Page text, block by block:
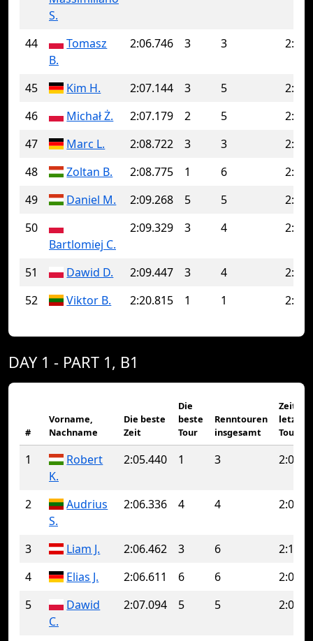
S.
44
Tomasz
B.
2:06.746 3 3
45 Kim H. 2:07.144 3 5
46
Michał Ż. 2:07.179 2 5
47
Marc L. 2:08.722 3 3
48
Zoltan B. 2:08.775 1 6
49
Daniel M. 2:09.268 5 5
50
Bartlomiej C.
2:09.329 3 4
51 Dawid D. 2:09.447 3 4
52
Viktor B. 2:20.815 1 1
DAY 1 - PART 1, B1
#
Vorname,
Nachname
Die beste
Zeit
Die
beste
Tour
Renntouren
insgesamt
Zeit der
letzten
Tour
1
Robert
K.
2:05.440 1 3
2
Audrius
S.
2:06.336 4 4
3 Liam J. 2:06.462 3 6
4
Elias J. 2:06.611 6 6
5
Dawid
C.
2:07.094 5 5